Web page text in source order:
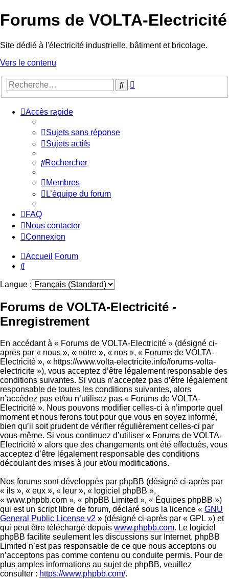
Forums de VOLTA-Electricité
Site dédié à l'électricité industrielle, bâtiment et bricolage.
Vers le contenu
Rechercher
Accès rapide
Sujets sans réponse
Sujets actifs
Rechercher
Membres
L’équipe du forum
FAQ
Nous contacter
Connexion
Accueil
Forum
Rechercher
Langue :
Forums de VOLTA-Electricité -
Enregistrement
En accédant à « Forums de VOLTA-Electricité » (désigné ci-
après par « nous », « notre », « nos », « Forums de VOLTA-
Electricité », « https://www.volta-electricite.info/forums-volta-
electricite »), vous acceptez d’être légalement responsable des
conditions suivantes. Si vous n’acceptez pas d’être légalement
responsable de toutes les conditions suivantes, alors
n’accédez pas et/ou n’utilisez pas « Forums de VOLTA-
Electricité ». Nous pouvons modifier celles-ci à n’importe quel
moment et nous ferons tout pour que vous en soyez informé,
bien qu’il soit prudent de vérifier régulièrement celles-ci par
vous-même. Si vous continuez d’utiliser « Forums de VOLTA-
Electricité » alors que des changements ont été effectués, vous
acceptez d’être légalement responsable des conditions
découlant des mises à jour et/ou modifications.
Nos forums sont développés par phpBB (désigné ci-après par
« ils », « eux », « leur », « logiciel phpBB »,
« www.phpbb.com », « phpBB Limited », « Équipes phpBB »)
qui est un script libre de forum, déclaré sous la licence « GNU
General Public License v2 » (désigné ci-après par « GPL ») et
qui peut être téléchargé depuis www.phpbb.com. Le logiciel
phpBB facilite seulement les discussions sur Internet. phpBB
Limited n’est pas responsable de ce que nous acceptons ou
n’acceptons pas comme contenu ou conduite permis. Pour de
plus amples informations au sujet de phpBB, veuillez
consulter : https://www.phpbb.com/.